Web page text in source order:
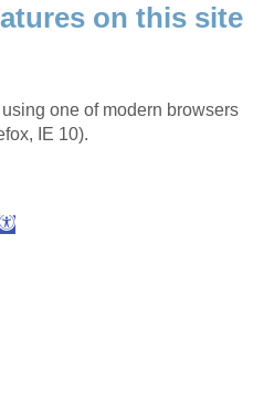
on this site
one of modern browsers
IE 10).